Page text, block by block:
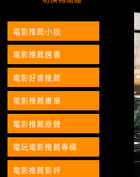
電影推薦小說
電影推薦選書
電影好書推薦
電影推薦書單
電影推薦原聲
電玩電影推薦專欄
電影推薦影評